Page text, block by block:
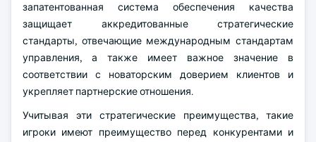
запатентованная система обеспечения качества
защищает аккредитованные стратегические
стандарты, отвечающие международным стандартам
управления, а также имеет важное значение в
соответствии с новаторским доверием клиентов и
укрепляет партнерские отношения.
Учитывая эти стратегические преимущества, такие
игроки имеют преимущество перед конкурентами и